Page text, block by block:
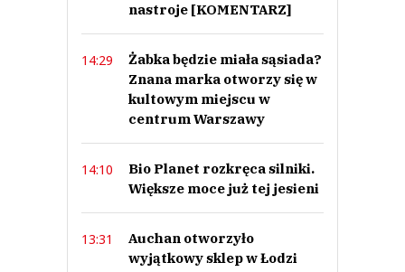
nastroje [KOMENTARZ]
14:29
Żabka będzie miała sąsiada?
Znana marka otworzy się w
kultowym miejscu w
centrum Warszawy
14:10
Bio Planet rozkręca silniki.
Większe moce już tej jesieni
13:31
Auchan otworzyło
wyjątkowy sklep w Łodzi